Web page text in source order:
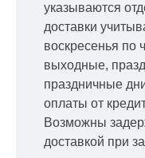
указываются
доставки
воскресенья по
выходные,
праздничные
оплаты от
Возможны
доставкой при